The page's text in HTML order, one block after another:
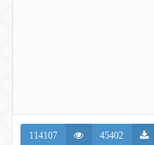
45402
114107